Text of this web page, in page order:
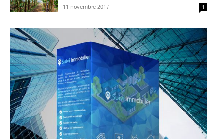
11 novembre 2017 1